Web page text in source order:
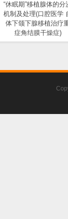
“休眠期”移植腺体的分
机制及处理(口腔医学
体下颌下腺移植治疗
症角结膜干燥症)